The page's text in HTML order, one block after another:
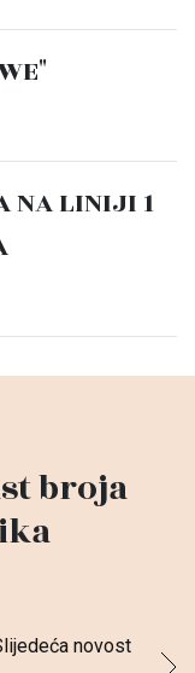
NA LINIJI 1
broja
novost